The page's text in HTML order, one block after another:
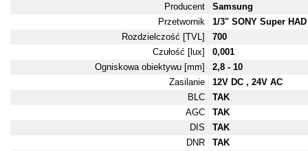
Producent
Samsung
Przetwornik
1/3" SONY Super HAD
Rozdzielczość [TVL]
700
Czułość [lux]
0,001
Ogniskowa obiektywu [mm]
2,8 - 10
Zasilanie
12V DC , 24V AC
BLC
TAK
AGC
TAK
DIS
TAK
DNR
TAK